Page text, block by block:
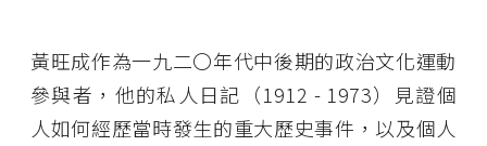
黃旺成作為一九二〇年代中後期的政治文化運動
參與者，他的私人日記（1912 - 1973）見證個
人如何經歷當時發生的重大歷史事件，以及個人